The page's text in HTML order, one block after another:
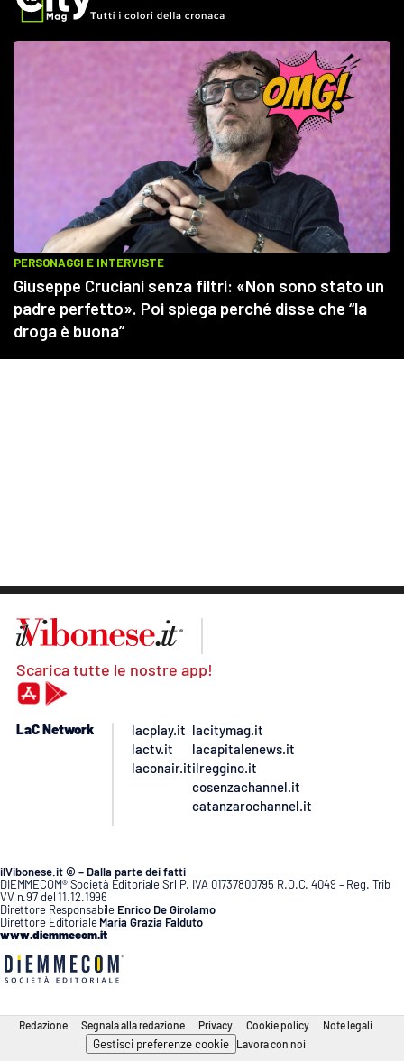
Scarica tutte le nostre app!
LaC Network
lacplay.it
lactv.it
laconair.it
lacitymag.it
lacapitalenews.it
ilreggino.it
cosenzachannel.it
catanzarochannel.it
ilVibonese.it © – Dalla parte dei fatti
DIEMMECOM® Società Editoriale Srl P. IVA 01737800795 R.O.C. 4049 – Reg. Trib
VV n.97 del 11.12.1996
Direttore Responsabile Enrico De Girolamo
Direttore Editoriale Maria Grazia Falduto
www.diemmecom.it
Redazione Segnala alla redazione Privacy Cookie policy Note legali
Gestisci preferenze cookie Lavora con noi